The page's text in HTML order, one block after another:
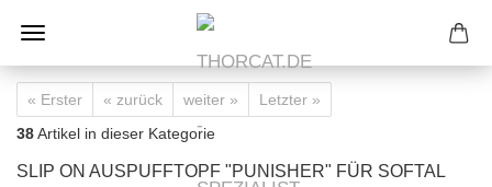
« Erster « zurück weiter »
Letzter »
38Artikel in dieser Kategorie
SLIP ON AUSPUFFTOPF "PUNISHER" FÜR SOFTAL